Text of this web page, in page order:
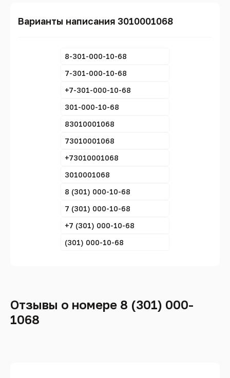
Варианты написания 3010001068
8-301-000-10-68
7-301-000-10-68
+7-301-000-10-68
301-000-10-68
83010001068
73010001068
+73010001068
3010001068
8 (301) 000-10-68
7 (301) 000-10-68
+7 (301) 000-10-68
(301) 000-10-68
Отзывы о номере 8 (301) 000-
1068